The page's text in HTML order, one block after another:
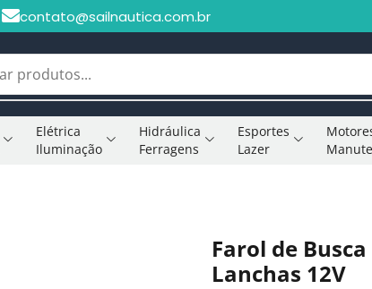
contato@sailnautica.com.br
Elétrica
Iluminação
Hidráulica
Ferragens
Esportes
Lazer
Farol de
Lanchas 12V